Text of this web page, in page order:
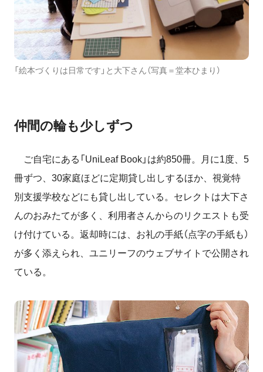
「絵本づくりは日常です」と大下さん（写真＝堂本ひまり）
仲間の輪も少しずつ
ご自宅にある「UniLeaf Book」は約850冊。月に1度、5
冊ずつ、30家庭ほどに定期貸し出しするほか、視覚特
別支援学校などにも貸し出している。セレクトは大下さ
んのおみたてが多く、利用者さんからのリクエストも受
け付けている。返却時には、お礼の手紙（点字の手紙も）
が多く添えられ、ユニリーフのウェブサイトで公開され
ている。